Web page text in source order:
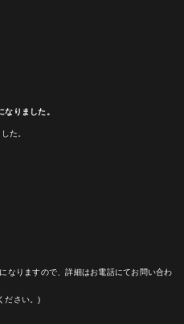
りました。
た。
なりますので、詳細はお電話にてお問い合わ
ださい。)